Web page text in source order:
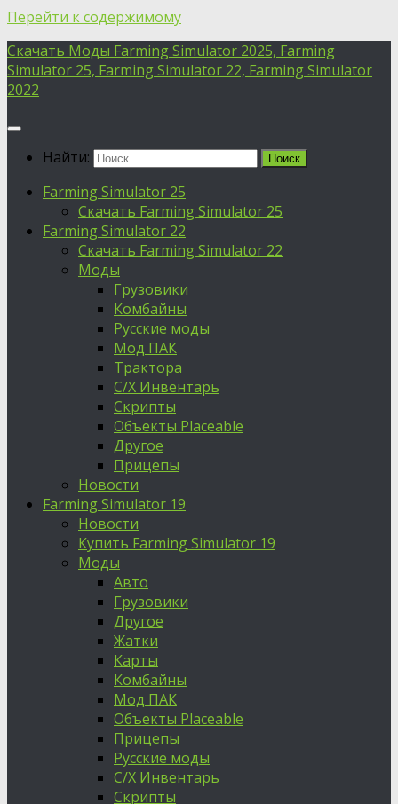
Перейти к содержимому
Скачать Моды Farming Simulator 2025, Farming
Simulator 25, Farming Simulator 22, Farming Simulator
2022
Найти:
Farming Simulator 25
Скачать Farming Simulator 25
Farming Simulator 22
Скачать Farming Simulator 22
Моды
Грузовики
Комбайны
Русские моды
Мод ПАК
Трактора
С/Х Инвентарь
Скрипты
Объекты Placeable
Другое
Прицепы
Новости
Farming Simulator 19
Новости
Купить Farming Simulator 19
Моды
Авто
Грузовики
Другое
Жатки
Карты
Комбайны
Мод ПАК
Объекты Placeable
Прицепы
Русские моды
С/Х Инвентарь
Скрипты